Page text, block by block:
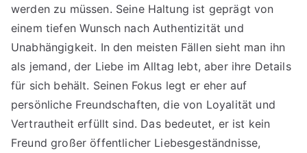
werden zu müssen. Seine Haltung ist geprägt von
einem tiefen Wunsch nach Authentizität und
Unabhängigkeit. In den meisten Fällen sieht man ihn
als jemand, der Liebe im Alltag lebt, aber ihre Details
für sich behält. Seinen Fokus legt er eher auf
persönliche Freundschaften, die von Loyalität und
Vertrautheit erfüllt sind. Das bedeutet, er ist kein
Freund großer öffentlicher Liebesgeständnisse,